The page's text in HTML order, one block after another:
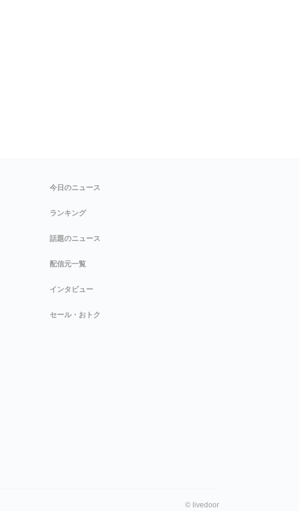
今日のニュース
ランキング
話題のニュース
配信元一覧
インタビュー
セール・おトク
© livedoor